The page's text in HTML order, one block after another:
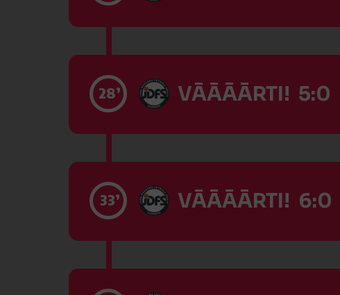
28’ VĀĀĀĀRTI! 5:0
33’ VĀĀĀĀRTI! 6:0